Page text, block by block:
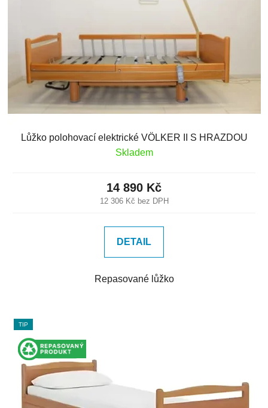
Lůžko polohovací elektrické VÖLKER II S HRAZDOU
Skladem
12 306 Kč bez DPH
14 890 Kč
DETAIL
Repasované lůžko
TIP